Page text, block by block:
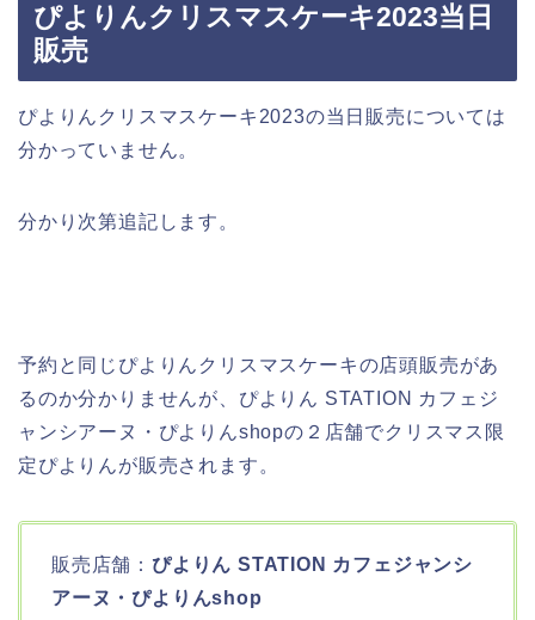
ぴよりんクリスマスケーキ2023当日
販売
ぴよりんクリスマスケーキ2023の当日販売については
分かっていません。
分かり次第追記します。
予約と同じぴよりんクリスマスケーキの店頭販売があ
るのか分かりませんが、ぴよりん STATION カフェジ
ャンシアーヌ・ぴよりんshopの２店舗でクリスマス限
定ぴよりんが販売されます。
販売店舗： ぴよりん STATION カフェジャンシ
アーヌ・ぴよりんshop